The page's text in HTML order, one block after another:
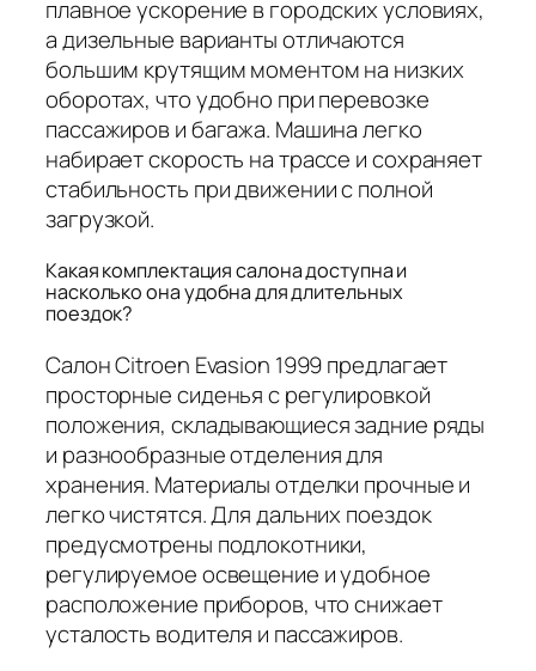
плавное ускорение в городских условиях,
а дизельные варианты отличаются
большим крутящим моментом на низких
оборотах, что удобно при перевозке
пассажиров и багажа. Машина легко
набирает скорость на трассе и сохраняет
стабильность при движении с полной
загрузкой.
Какая комплектация салона доступна и
насколько она удобна для длительных
поездок?
Салон Citroen Evasion 1999 предлагает
просторные сиденья с регулировкой
положения, складывающиеся задние ряды
и разнообразные отделения для
хранения. Материалы отделки прочные и
легко чистятся. Для дальних поездок
предусмотрены подлокотники,
регулируемое освещение и удобное
расположение приборов, что снижает
усталость водителя и пассажиров.